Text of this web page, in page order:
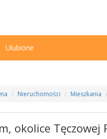
Ulubione
Nieruchomości Mieszkania
okolice Tęczowej